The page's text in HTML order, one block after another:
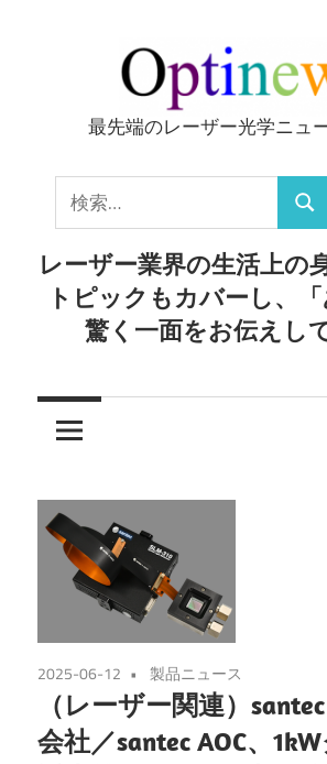
ッ
Optinews
最先端のレーザー光学ニュ
索:
検
索
レーザー業界の生活上の
トピックもカバーし、
驚く一面をお伝えし
2025-06-12 製品ニュース
（レーザー関連）
会社／santec AOC、